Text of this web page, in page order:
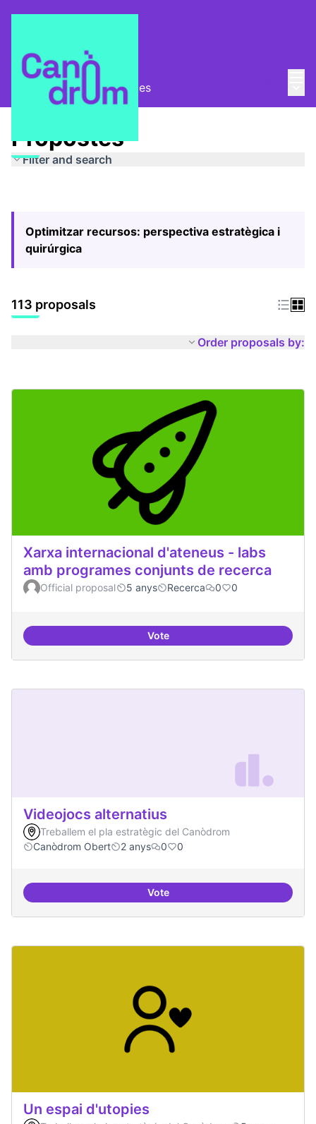
Pla Estratègic Propostes
Propostes
Filter and search
Optimitzar recursos: perspectiva estratègica i
quirúrgica
113 proposals
Order proposals by:
Xarxa internacional d'ateneus - labs
amb programes conjunts de recerca
Official proposal 5 anys Recerca 0 0
VoteXarxa internacional d'ateneus -
Videojocs alternatius
Treballem el pla estratègic del Canòdrom
Canòdrom Obert
2 anys 0 0
VoteVideojocs alternatius
Un espai d'utopies